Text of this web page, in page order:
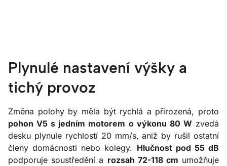
Plynulé nastavení výšky a
tichý provoz
Změna polohy by měla být rychlá a přirozená, proto
pohon V5 s jedním motorem o výkonu 80 W zvedá
desku plynule rychlostí 20 mm/s, aniž by rušil ostatní
členy domácnosti nebo kolegy. Hlučnost pod 55 dB
podporuje soustředění a rozsah 72-118 cm umožňuje